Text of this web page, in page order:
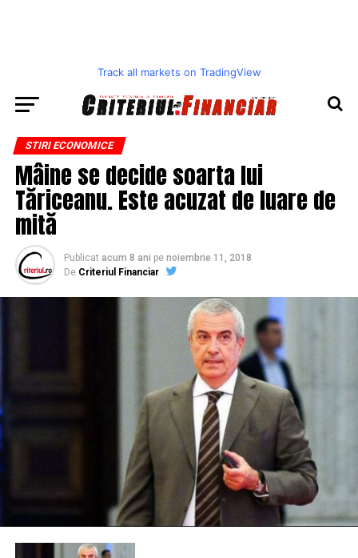
Track all markets on TradingView
STIRI ECONOMICE
Mâine se decide soarta lui
Tăriceanu. Este acuzat de luare de
mită
Publicat acum 8 ani pe noiembrie 11, 2018
De Criteriul Financiar